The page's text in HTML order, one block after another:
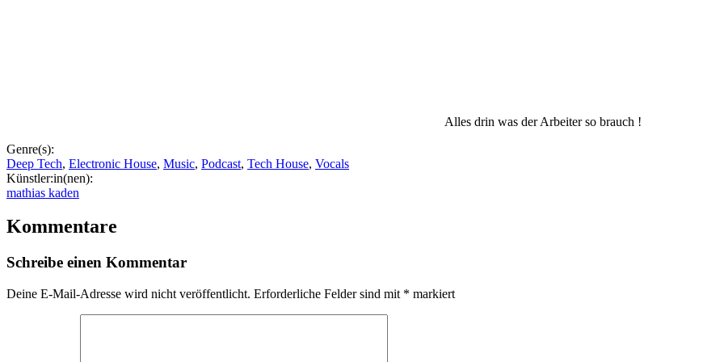
Alles drin was der Arbeiter so brauch !
Genre(s):
Deep Tech, Electronic House, Music, Podcast, Tech House, Vocals
Künstler:in(nen):
mathias kaden
Kommentare
Schreibe einen Kommentar
Deine E-Mail-Adresse wird nicht veröffentlicht. Erforderliche Felder sind mit * markiert